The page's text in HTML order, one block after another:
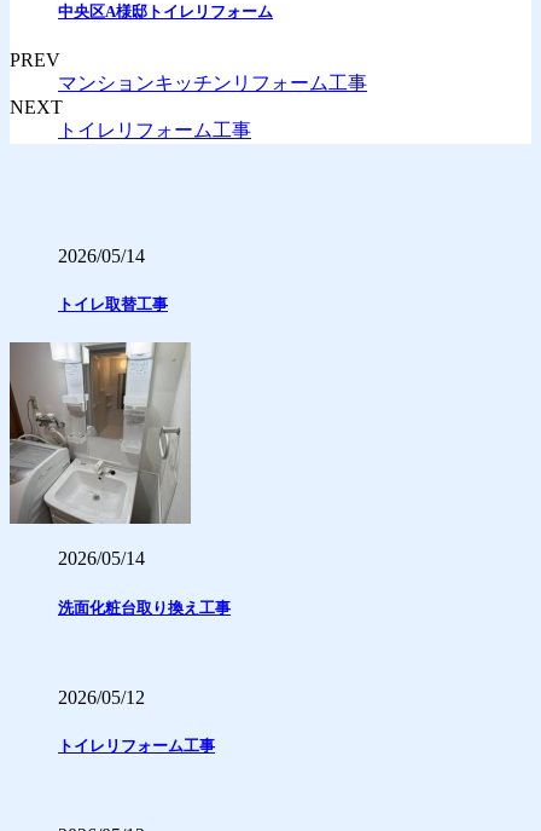
中央区A様邸トイレリフォーム
PREV
マンションキッチンリフォーム工事
NEXT
トイレリフォーム工事
2026/05/14
トイレ取替工事
2026/05/14
洗面化粧台取り換え工事
2026/05/12
トイレリフォーム工事